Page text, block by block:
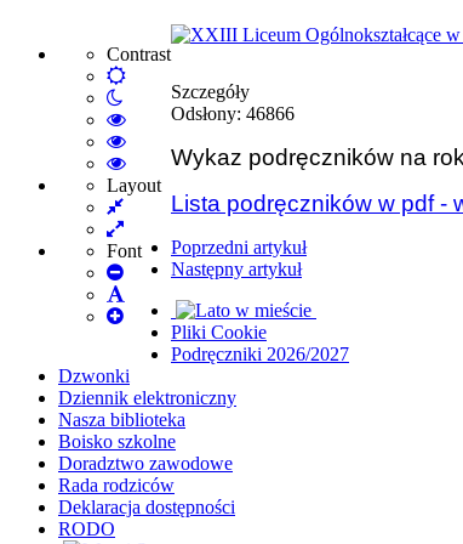
Contrast
Default
mode
High
Contrast
Black
White
High
Contrast
Black
Yellow
High
Contrast
Yellow
mode
Layout
Fixed
layout
Wide
layout
Font
Set
Font
Default
Font
Set
Larger
Font
Szczegóły
Odsłony: 46866
Wykaz podręczników na
Lista podręczników w pdf -
Poprzedni artykuł
Następny artykuł
Pliki Cookie
Podręczniki 2026/2027
Dzwonki
Dziennik elektroniczny
Nasza biblioteka
Boisko szkolne
Doradztwo zawodowe
Rada rodziców
Deklaracja dostępności
RODO